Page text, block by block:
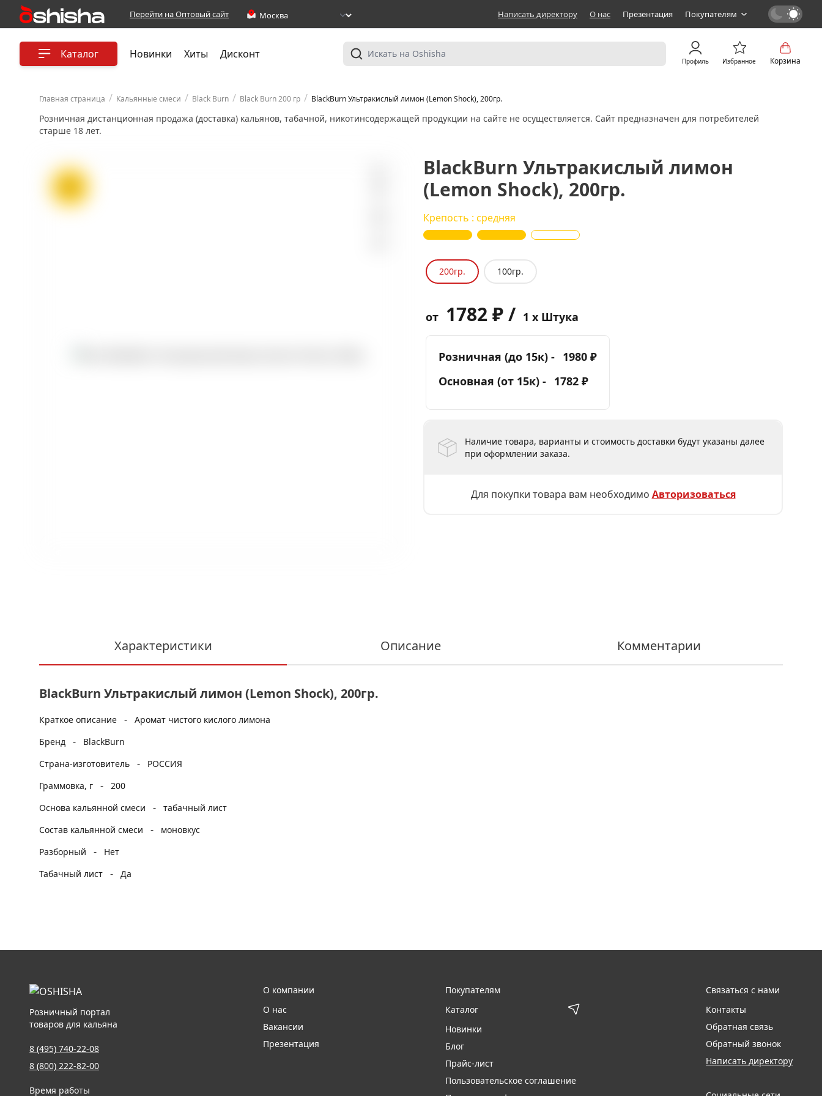
Перейти на Оптовый сайт Написать директору О нас Презентация Покупателям
Каталог Новинки Хиты Дисконт
Профиль Избранное Корзина
Главная страница / Кальянные смеси / Black Burn / Black Burn 200 гр / BlackBurn Ультракислый лимон (Lemon Shock), 200гр.
Розничная дистанционная продажа (доставка) кальянов, табачной, никотинсодержащей продукции на сайте не осуществляется. Сайт предназначен для потребителей
старше 18 лет.
BlackBurn Ультракислый лимон
(Lemon Shock), 200гр.
Крепость : средняя
200гр. 100гр.
от 1782 ₽ / 1 x Штука
Розничная (до 15к) - 1980 ₽
Основная (от 15к) - 1782 ₽
Наличие товара, варианты и стоимость доставки будут указаны далее
при оформлении заказа.
Для покупки товара вам необходимо Авторизоваться
Характеристики Описание Комментарии
BlackBurn Ультракислый лимон (Lemon Shock), 200гр.
Краткое описание - Аромат чистого кислого лимона
Бренд
-
BlackBurn
Страна-изготовитель
-
РОССИЯ
Граммовка, г
- 200
Основа кальянной смеси
- табачный лист
Состав кальянной смеси
-
моновкус
Разборный
-
Нет
Табачный лист
- Да
Розничный портал
товаров для кальяна
8 (495) 740-22-08
8 (800) 222-82-00
Время работы
О компании
О нас
Вакансии
Презентация
Покупателям
Каталог
Новинки
Блог
Прайс-лист
Пользовательское соглашение
Связаться с нами
Контакты
Обратная связь
Обратный звонок
Написать директору